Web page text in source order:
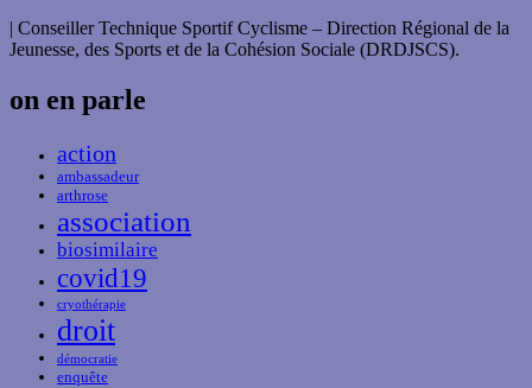
| Conseiller Technique Sportif Cyclisme – Direction Régional de la
Jeunesse, des Sports et de la Cohésion Sociale (DRDJSCS).
on en parle
action
ambassadeur
arthrose
association
biosimilaire
covid19
cryothérapie
droit
démocratie
enquête